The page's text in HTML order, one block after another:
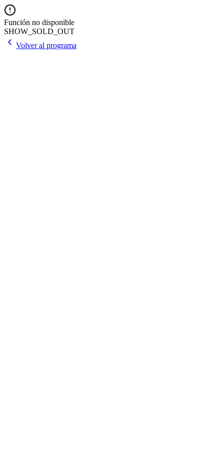
Función no disponible
SHOW_SOLD_OUT
Volver al programa